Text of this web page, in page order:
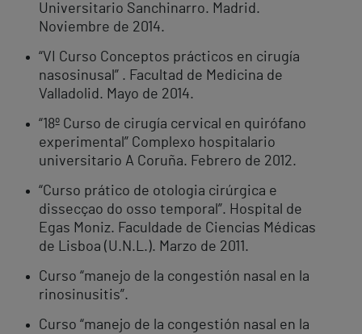
Universitario Sanchinarro. Madrid.
Noviembre de 2014.
“VI Curso Conceptos prácticos en cirugía
nasosinusal” . Facultad de Medicina de
Valladolid. Mayo de 2014.
“18º Curso de cirugía cervical en quirófano
experimental” Complexo hospitalario
universitario A Coruña. Febrero de 2012.
“Curso prático de otologia cirúrgica e
dissecçao do osso temporal”. Hospital de
Egas Moniz. Faculdade de Ciencias Médicas
de Lisboa (U.N.L.). Marzo de 2011.
Curso “manejo de la congestión nasal en la
rinosinusitis”.
Curso “manejo de la congestión nasal en la